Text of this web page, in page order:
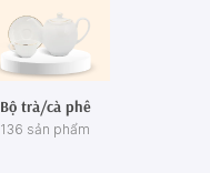
Bộ trà/cà phê
136 sản phẩm